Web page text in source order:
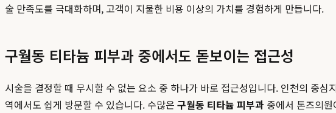
술 만족도를 극대화하며, 고객이 지불한 비용 이상의 가치를 경험하게 만듭니다.
구월동 티타늄 피부과 중에서도 돋보이는 접근성
시술을 결정할 때 무시할 수 없는 요소 중 하나가 바로 접근성입니다. 인천의 중
역에서도 쉽게 방문할 수 있습니다. 수많은 구월동 티타늄 피부과 중에서 톤즈의